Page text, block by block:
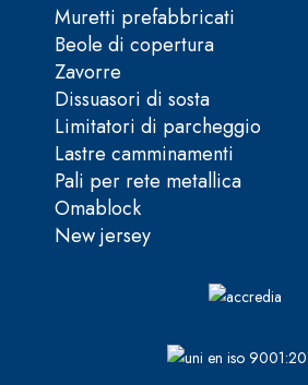
Muretti prefabbricati
Beole di copertura
Zavorre
Dissuasori di sosta
Limitatori di parcheggio
Lastre camminamenti
Pali per rete metallica
Omablock
New jersey